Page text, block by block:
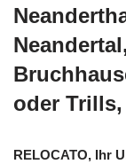
oder
RELOCATO, Ihr